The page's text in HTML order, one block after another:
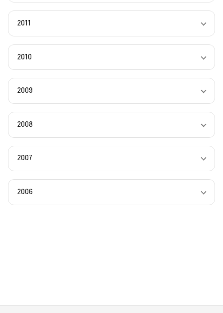
2011
2010
2009
2008
2007
2006